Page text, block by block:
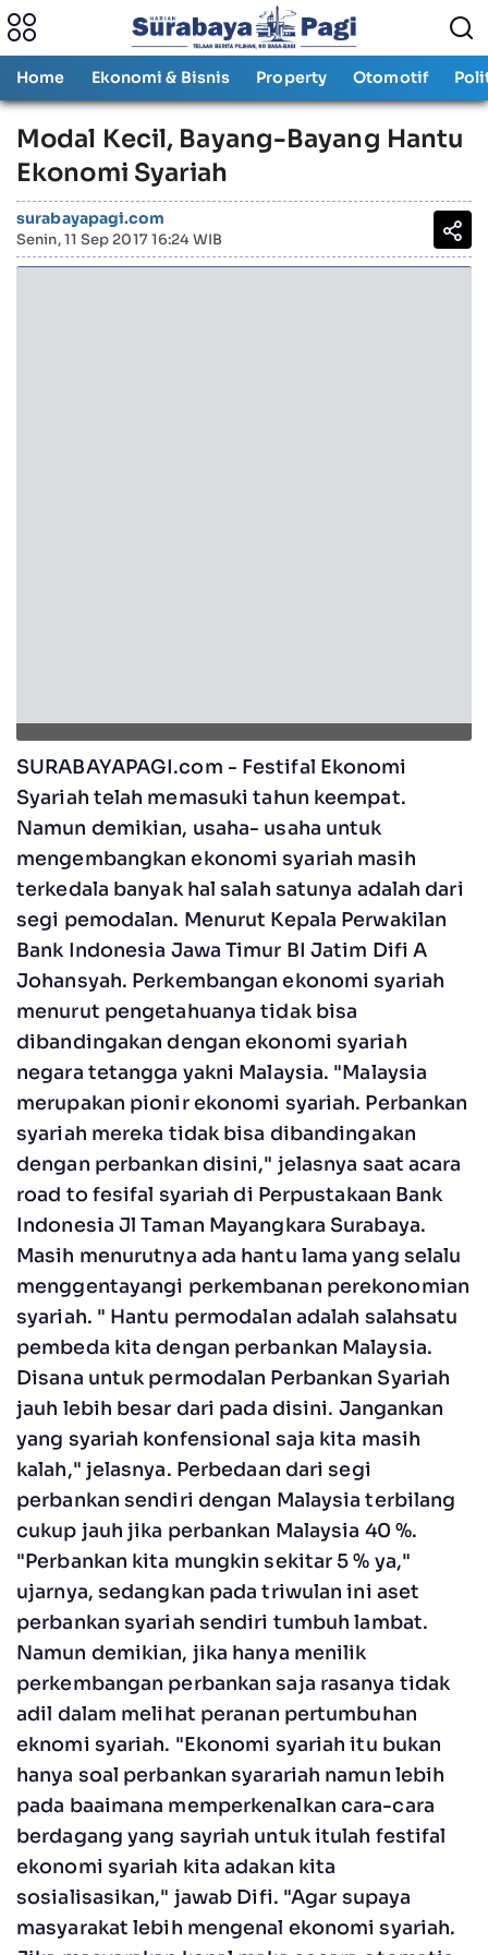
Home Ekonomi & Bisnis Property Otomotif
Modal Kecil, Bayang-Bayang Hantu
Ekonomi Syariah
surabayapagi.com
Senin, 11 Sep 2017 16:24 WIB
SURABAYAPAGI.com - Festifal Ekonomi
Syariah telah memasuki tahun keempat.
Namun demikian, usaha- usaha untuk
mengembangkan ekonomi syariah masih
terkedala banyak hal salah satunya adalah dari
segi pemodalan. Menurut Kepala Perwakilan
Bank Indonesia Jawa Timur BI Jatim Difi A
Johansyah. Perkembangan ekonomi syariah
menurut pengetahuanya tidak bisa
dibandingakan dengan ekonomi syariah
negara tetangga yakni Malaysia. "Malaysia
merupakan pionir ekonomi syariah. Perbankan
syariah mereka tidak bisa dibandingakan
dengan perbankan disini," jelasnya saat acara
road to fesifal syariah di Perpustakaan Bank
Indonesia Jl Taman Mayangkara Surabaya.
Masih menurutnya ada hantu lama yang selalu
menggentayangi perkembanan perekonomian
syariah. " Hantu permodalan adalah salahsatu
pembeda kita dengan perbankan Malaysia.
Disana untuk permodalan Perbankan Syariah
jauh lebih besar dari pada disini. Jangankan
yang syariah konfensional saja kita masih
kalah," jelasnya. Perbedaan dari segi
perbankan sendiri dengan Malaysia terbilang
cukup jauh jika perbankan Malaysia 40 %.
"Perbankan kita mungkin sekitar 5 % ya,"
ujarnya, sedangkan pada triwulan ini aset
perbankan syariah sendiri tumbuh lambat.
Namun demikian, jika hanya menilik
perkembangan perbankan saja rasanya tidak
adil dalam melihat peranan pertumbuhan
eknomi syariah. "Ekonomi syariah itu bukan
hanya soal perbankan syarariah namun lebih
pada baaimana memperkenalkan cara-cara
berdagang yang sayriah untuk itulah festifal
ekonomi syariah kita adakan kita
sosialisasikan," jawab Difi. "Agar supaya
masyarakat lebih mengenal ekonomi syariah.